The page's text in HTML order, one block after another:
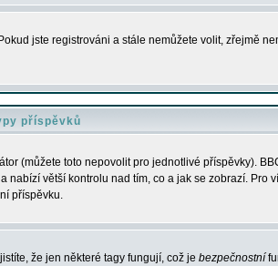
jste registrováni a stále nemůžete volit, zřejmě
příspěvků
(můžete toto nepovolit pro jednotlivé příspěvky).
nabízí větší kontrolu nad tím, co a jak se zobrazí. Pro
příspěvku.
že jen některé tagy fungují, což je bezpečnostní